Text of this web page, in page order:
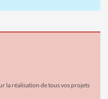
la réalisation de tous vos projets